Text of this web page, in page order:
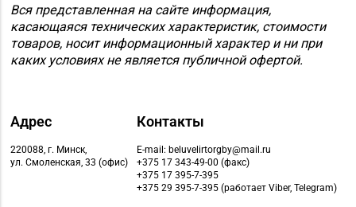
Вся представленная на сайте информация,
касающаяся технических характеристик, стоимости
товаров, носит информационный характер и ни при
каких условиях не является публичной офертой.
Адрес
220088, г. Минск,
ул. Смоленская, 33 (офис)
Контакты
E-mail: beluvelirtorgby@mail.ru
+375 17 343-49-00 (факс)
+375 17 395-7-395
+375 29 395-7-395 (работает Viber, Telegram)